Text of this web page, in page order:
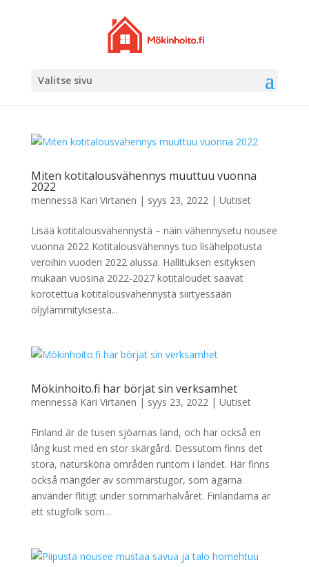
Valitse sivu
Miten kotitalousvähennys muuttuu vuonna
2022
mennessä Kari Virtanen | syys 23, 2022| Uutiset
Lisää kotitalousvähennystä – näin vähennysetu nousee
vuonna 2022 Kotitalousvähennys tuo lisähelpotusta
veroihin vuoden 2022 alussa. Hallituksen esityksen
mukaan vuosina 2022-2027 kotitaloudet saavat
korotettua kotitalousvähennystä siirtyessään
öljylämmityksestä...
Mökinhoito.fi har börjat sin verksamhet
mennessä Kari Virtanen | syys 23, 2022| Uutiset
Finland är de tusen sjöarnas land, och har också en
lång kust med en stor skärgård. Dessutom finns det
stora, natursköna områden runtom i landet. Här finns
också mängder av sommarstugor, som ägarna
använder flitigt under sommarhalvåret. Finländarna är
ett stugfolk som...